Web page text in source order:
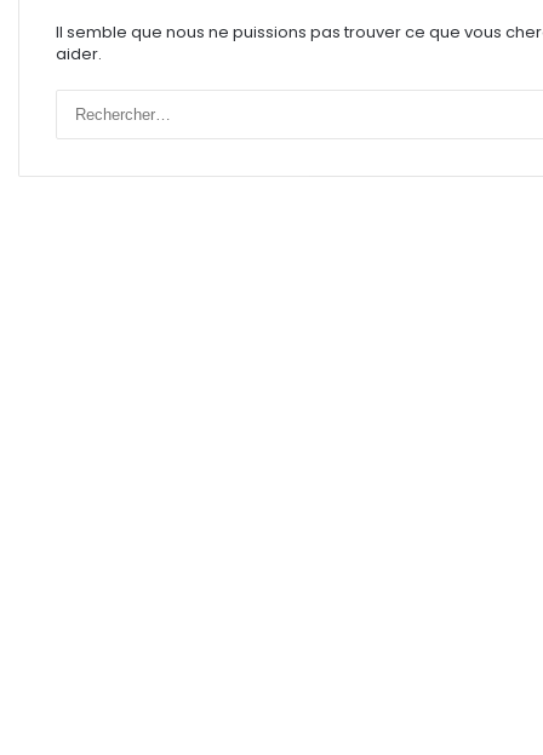
Il semble que nous ne puissions pas trouver ce que vous
aider.